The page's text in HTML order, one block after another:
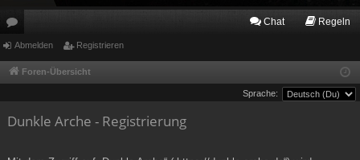
or
en
Chat Regeln
Abmelden Registrieren
Foren-Übersicht
Sprache:
Dunkle Arche - Registrierung